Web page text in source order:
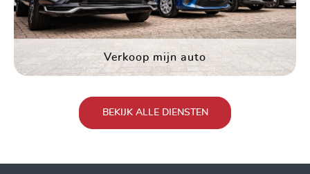
Verkoop mijn auto
BEKIJK ALLE DIENSTEN